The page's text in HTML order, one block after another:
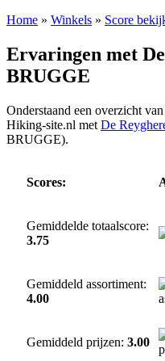
Home » Winkels » Score
Ervaringen met
BRUGGE
Onderstaand een overzicht
Hiking-site.nl met De
BRUGGE).
Scores:
Gemiddelde totaalscore:
3.75
Gemiddeld assortiment:
4.00
Gemiddeld prijzen: 3.00